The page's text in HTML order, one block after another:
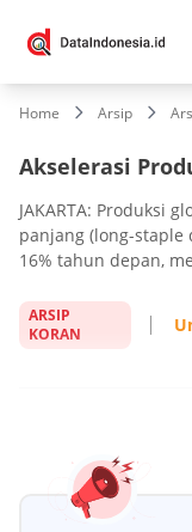
Home Arsip
Akselerasi
JAKARTA: Produksi
panjang (long-
16% tahun depan,
ARSIP
KORAN